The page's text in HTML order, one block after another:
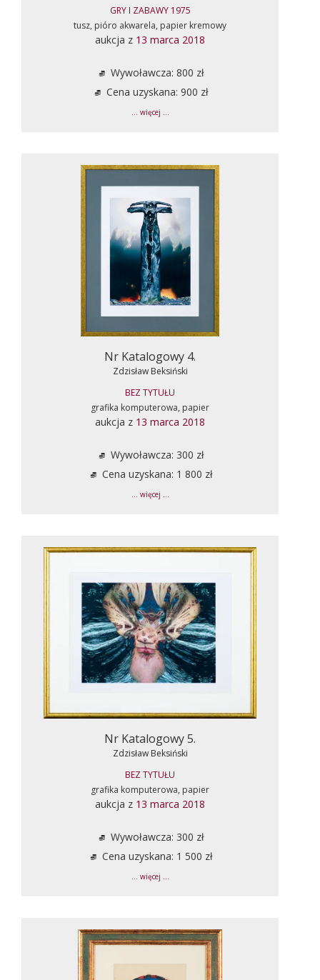
GRY I ZABAWY 1975
tusz, pióro akwarela, papier kremowy
aukcja z 13 marca 2018
Wywoławcza: 800 zł
Cena uzyskana: 900 zł
... więcej ...
Nr Katalogowy 4.
Zdzisław Beksiński
BEZ TYTUŁU
grafika komputerowa, papier
aukcja z 13 marca 2018
Wywoławcza: 300 zł
Cena uzyskana: 1 800 zł
... więcej ...
Nr Katalogowy 5.
Zdzisław Beksiński
BEZ TYTUŁU
grafika komputerowa, papier
aukcja z 13 marca 2018
Wywoławcza: 300 zł
Cena uzyskana: 1 500 zł
... więcej ...